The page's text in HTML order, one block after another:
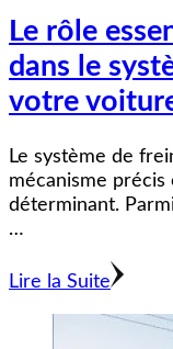
Le rôle
dans le
votre
Le système de
mécanisme
déterminant.
…
Lire la Suite